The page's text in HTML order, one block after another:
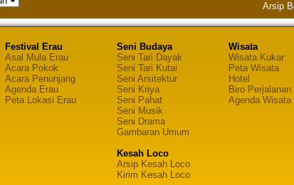
Arsip
Festival Erau
Asal Mula Erau
Acara Pokok
Acara Penunjang
Agenda Erau
Peta Lokasi Erau
Seni Budaya
Seni Tari Dayak
Seni Tari Kutai
Seni Arsitektur
Seni Kriya
Seni Pahat
Seni Musik
Seni Drama
Gambaran Umum
Kesah Loco
Arsip Kesah Loco
Kirim Kesah Loco
Wisata
Wisata Kukar
Peta Wisata
Hotel
Biro Perjalanan
Agenda Wisata